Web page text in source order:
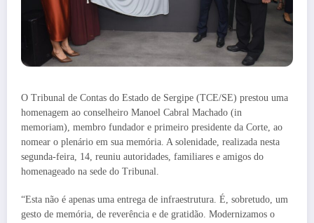
O Tribunal de Contas do Estado de Sergipe (TCE/SE) prestou uma
homenagem ao conselheiro Manoel Cabral Machado (in
memoriam), membro fundador e primeiro presidente da Corte, ao
nomear o plenário em sua memória. A solenidade, realizada nesta
segunda-feira, 14, reuniu autoridades, familiares e amigos do
homenageado na sede do Tribunal.
“Esta não é apenas uma entrega de infraestrutura. É, sobretudo, um
gesto de memória, de reverência e de gratidão. Modernizamos o